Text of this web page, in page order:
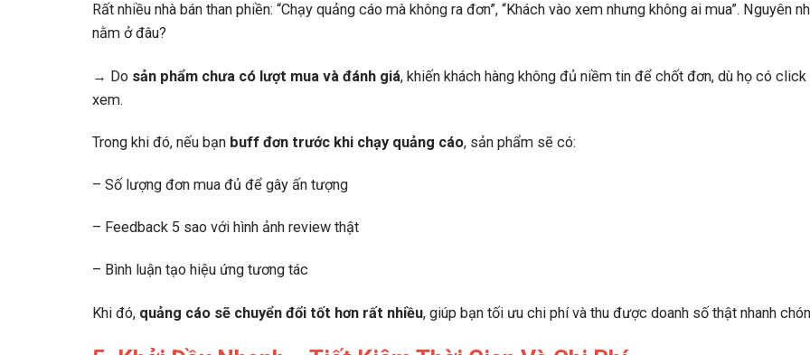
Rất nhiều nhà bán than phiền: “Chạy quảng cáo mà không ra đơn”, “Khách vào xem nhưng không ai mua”. Nguyên
nằm ở đâu?
→ Do sản phẩm chưa có lượt mua và đánh giá, khiến khách hàng không đủ niềm tin để chốt đơn, dù họ có click
xem.
Trong khi đó, nếu bạn buff đơn trước khi chạy quảng cáo, sản phẩm sẽ có:
– Số lượng đơn mua đủ để gây ấn tượng
– Feedback 5 sao với hình ảnh review thật
– Bình luận tạo hiệu ứng tương tác
Khi đó, quảng cáo sẽ chuyển đổi tốt hơn rất nhiều, giúp bạn tối ưu chi phí và thu được doanh số thật nhanh